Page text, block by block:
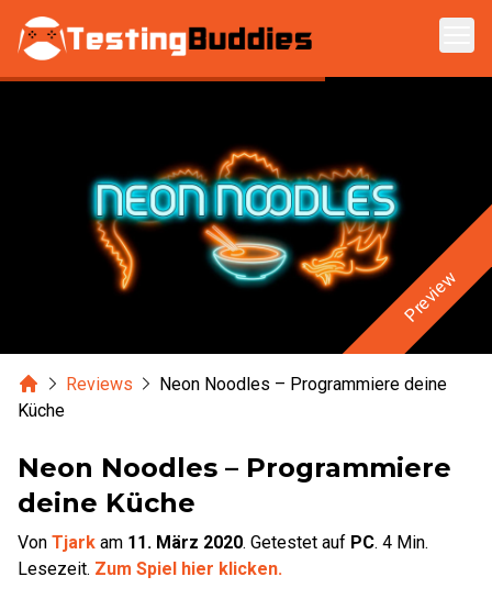
Zum Hauptinhalt springen
Preview
HomeReviews
Neon Noodles – Programmiere deine
Küche
Neon Noodles – Programmiere
deine Küche
Von Tjark am 11. März 2020. Getestet auf PC. 4 Min.
Lesezeit. Zum Spiel hier klicken.